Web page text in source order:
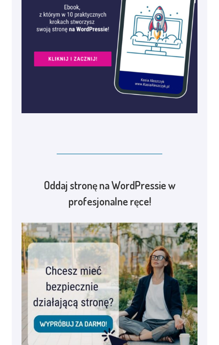
Oddaj stronę na WordPressie w
profesjonalne ręce!